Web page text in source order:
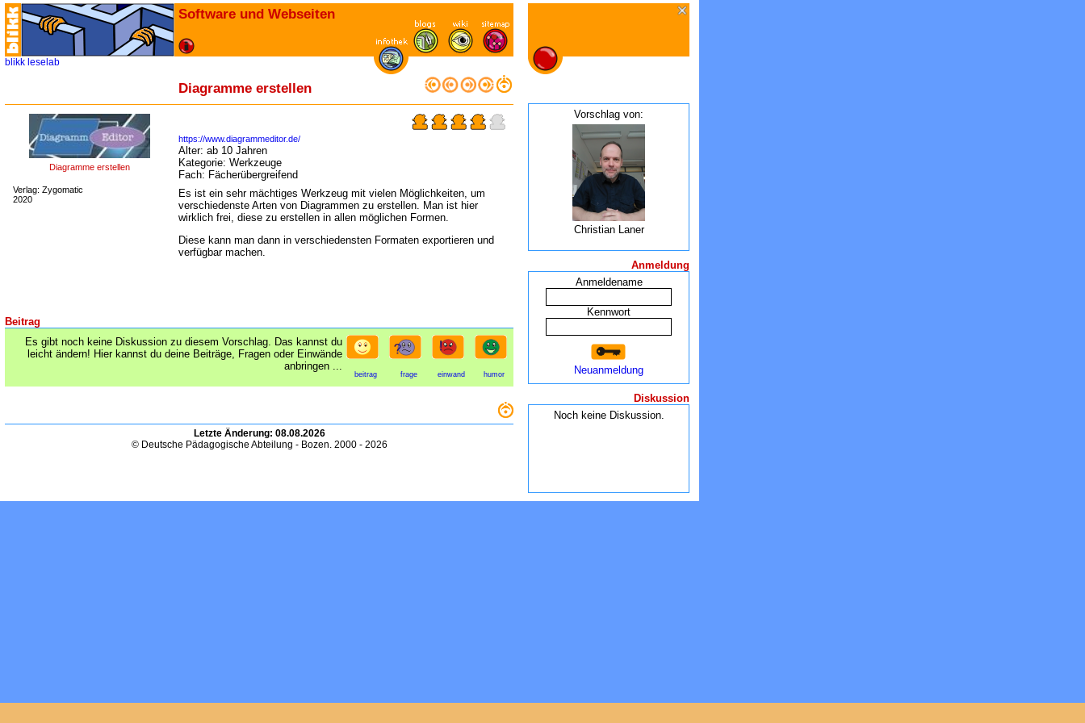
Software und Webseiten
blikk leselab
Diagramme erstellen
Diagramme erstellen
Verlag: Zygomatic
2020
https://www.diagrammeditor.de/
Alter: ab 10 Jahren
Kategorie: Werkzeuge
Fach: Fächerübergreifend
Es ist ein sehr mächtiges Werkzeug mit vielen Möglichkeiten, um
verschiedenste Arten von Diagrammen zu erstellen. Man ist hier
wirklich frei, diese zu erstellen in allen möglichen Formen.
Diese kann man dann in verschiedensten Formaten exportieren und
verfügbar machen.
Beitrag
Es gibt noch keine Diskussion zu diesem Vorschlag. Das kannst du
leicht ändern! Hier kannst du deine Beiträge, Fragen oder Einwände
anbringen ...
beitrag frage einwand humor
Letzte Änderung: 08.08.2026
© Deutsche Pädagogische Abteilung - Bozen. 2000 - 2026
Vorschlag von:
Christian Laner
Anmeldung
Anmeldename
Kennwort
Neuanmeldung
Diskussion
Noch keine Diskussion.